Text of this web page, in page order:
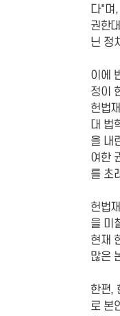
다"며
권한
닌 정
이에
정이
헌법
대 법
을 내
여한
를 초
헌법
을 미
현재
많은
한편,
로 본